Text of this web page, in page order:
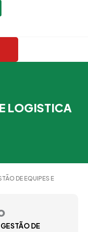
Y
u
b
e
LOGISTICA
DE EQUIPES E
GESTÃO DE